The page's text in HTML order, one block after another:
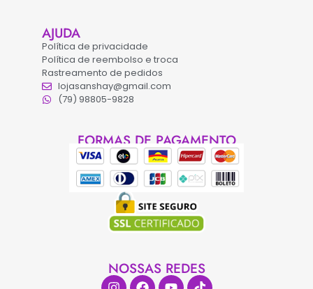
AJUDA
Política de privacidade
Política de reembolso e troca
Rastreamento de pedidos
lojasanshay@gmail.com
(79) 98805-9828
FORMAS DE PAGAMENTO
NOSSAS REDES